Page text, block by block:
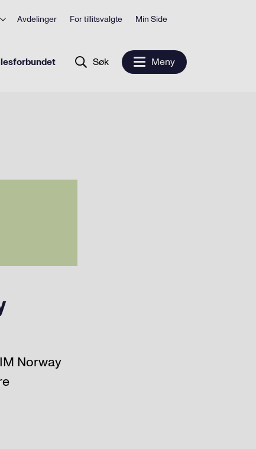
Avdelinger For tillitsvalgte Min Side
Søk Meny
Norway